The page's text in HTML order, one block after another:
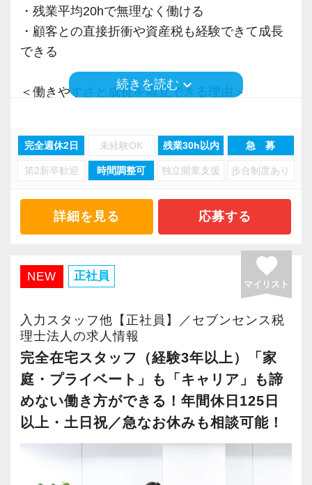
・残業平均20hで無理なく働ける
・顧客との直接折衝や資産税も経験できて成長
できる
＜働きやすさと成長を両立できる理由＞
・分業体制で業務負担を軽減
・顧客対応や提案業務に集中可能
・資産税や相続など専門性の高い案件あり
・経験値が自然と積み上がる環境
・有給取得率90％以上
・繁忙期も月30～40h程度
・男性の育休取得率100％
・テレワーク導入済み
・全席デュアルモニタ完備
＜幅広い経験・成長環境＞
・9割が紹介の安定基盤
続きを読むkeyboard_arrow_down
完全週休2日 未経験OK 残業30h以内 急 募
第2新卒歓迎 時間調整可 独立開業支援 歩合制度あり
詳細を見る 応募する
NEW 正社員 favorite
マイリスト
入力スタッフ他【正社員】／セブンセンス税
理士法人の求人情報
完全在宅スタッフ（経験3年以上）「家
庭・プライベート」も「キャリア」も諦
めない働き方ができる！年間休日125日
以上・土日祝／急なお休みも相談可能！